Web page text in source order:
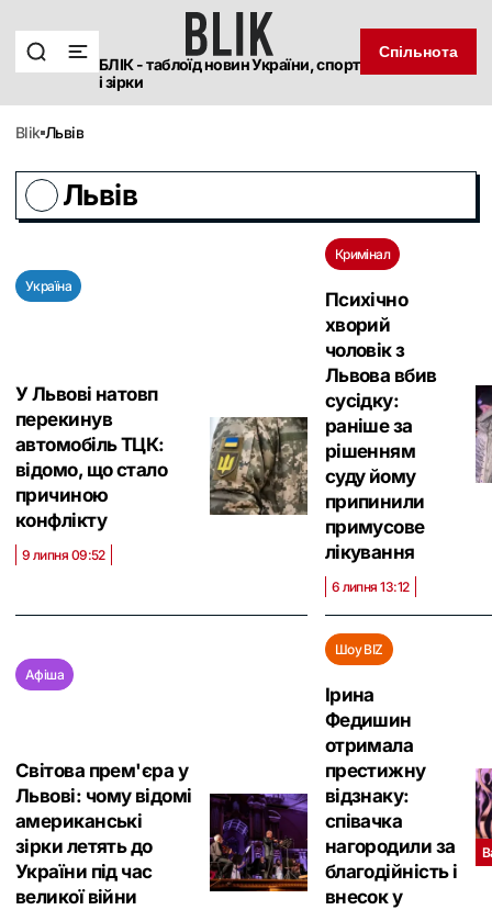
БЛІК - таблоїд новин України, спорт
і зірки
Спільнота
blik Львів
Львів
Україна
У Львові натовп
перекинув
автомобіль ТЦК:
відомо, що стало
причиною
конфлікту
9 липня 09:52
Кримінал
Психічно
хворий
чоловік з
Львова вбив
сусідку:
раніше за
рішенням
суду йому
припинили
примусове
лікування
6 липня 13:12
Афіша
Світова прем'єра у
Львові: чому відомі
американські
зірки летять до
України під час
великої війни
Шоу BIZ
Ірина
Федишин
отримала
престижну
відзнаку:
співачка
нагородили за
благодійність і
внесок у